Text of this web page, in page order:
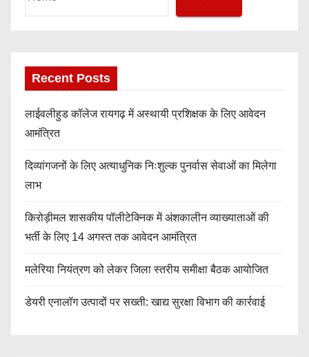
e
Recent Posts
लाईवलीहुड कॉलेज रायगढ़ में अस्थायी प्रशिक्षक के लिए आवेदन
आमंत्रित
दिव्यांगजनों के लिए अत्याधुनिक निःशुल्क पुनर्वास सेवाओं का मिलेगा
लाभ
किरोड़ीमल शासकीय पॉलीटेक्निक में अंशकालीन व्याख्याताओं की
भर्ती के लिए 14 अगस्त तक आवेदन आमंत्रित
मलेरिया नियंत्रण को लेकर जिला स्तरीय समीक्षा बैठक आयोजित
डेयरी एनालॉग उत्पादों पर सख्ती: खाद्य सुरक्षा विभाग की कार्रवाई